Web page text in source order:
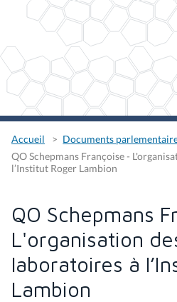
Accueil
Documents
QO Schepmans Françoise -
l’Institut Roger Lambion
QO Schepmans
L'organisation
laboratoires à
Lambion